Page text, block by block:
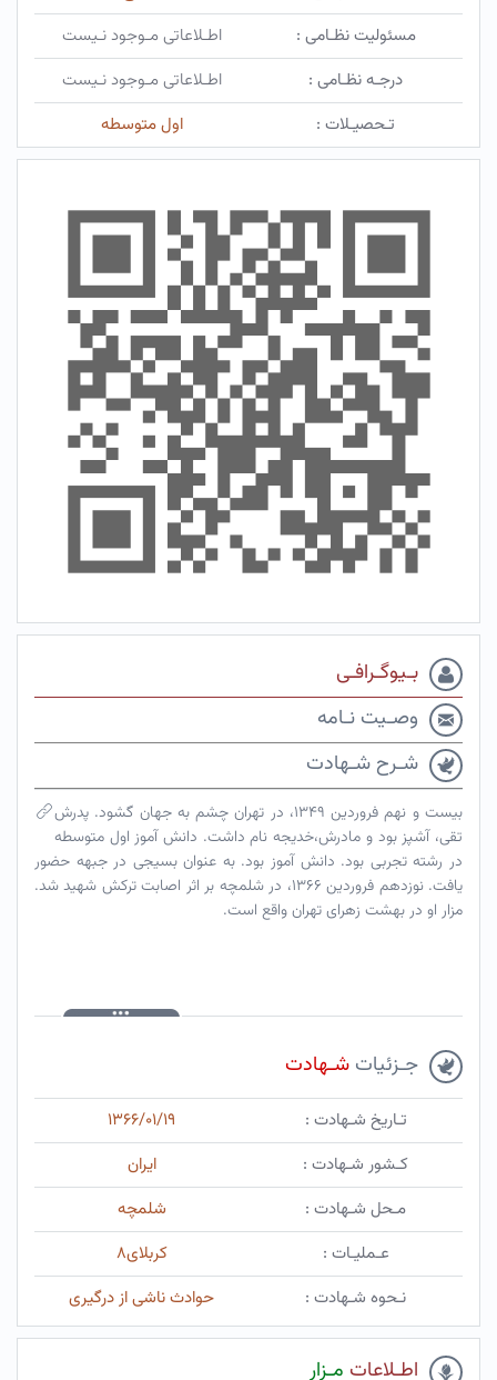
مسئولیت نظـامی :
اطـلاعاتی مـوجود نـیست
درجـه نظـامی :
اطـلاعاتی مـوجود نـیست
تـحصیـلات :
اول متوسطه
بـیوگـرافـی
وصـیت نـامه
شـرح شـهادت
بیست و نهم فروردین ۱۳۴۹، در تهران چشم به جهان گشود. پدرش
تقی، آشپز بود و مادرش،خدیجه نام داشت. دانش آموز اول متوسطه
در رشته تجربی بود. دانش آموز بود. به عنوان بسیجی در جبهه حضور
یافت. نوزدهم فروردین ۱۳۶۶، در شلمچه بر اثر اصابت ترکش شهید شد.
مزار او در بهشت زهرای تهران واقع است.
جـزئیات شـهادت
تـاریخ شـهادت :
۱۳۶۶/۰۱/۱۹
کـشور شـهادت :
ایران
مـحل شـهادت :
شلمچه
عـملیـات :
کربلای۸
نـحوه شـهادت :
حوادث ناشی از درگیری
اطـلاعات مـزار